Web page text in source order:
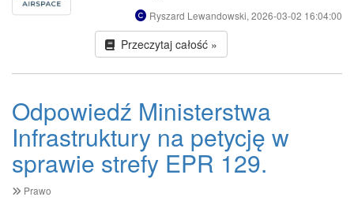
Ryszard Lewandowski, 2026-03-02 16:04:00
Przeczytaj całość »
Odpowiedź Ministerstwa
Infrastruktury na petycję w
sprawie strefy EPR 129.
Prawo